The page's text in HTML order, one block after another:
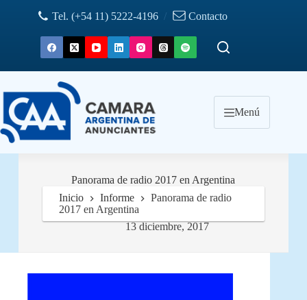
Tel. (+54 11) 5222-4196 / Contacto
Menú
Panorama de radio 2017 en Argentina
13 diciembre, 2017
Inicio Informe
Panorama de radio
2017 en Argentina